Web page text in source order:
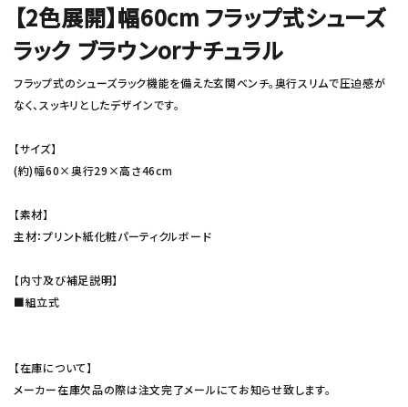
【2色展開】幅60cm フラップ式シューズ
ラック ブラウンorナチュラル
フラップ式のシューズラック機能を備えた玄関ベンチ。奥行スリムで圧迫感が
なく、スッキリとしたデザインです。
【サイズ】
(約)幅60×奥行29×高さ46cm
【素材】
主材：プリント紙化粧パーティクルボード
【内寸及び補足説明】
■組立式
【在庫について】
メーカー在庫欠品の際は注文完了メールにてお知らせ致します。